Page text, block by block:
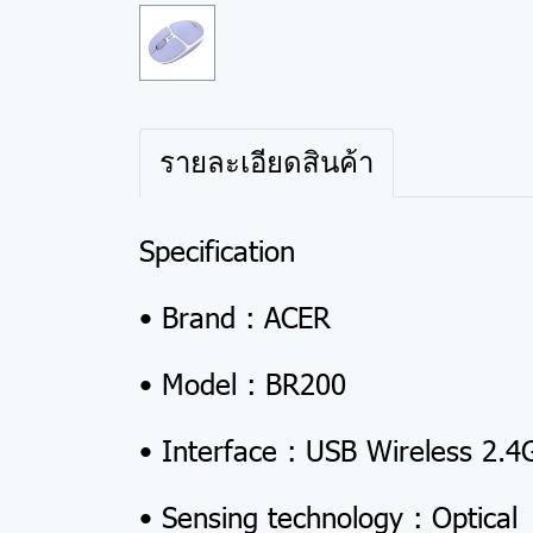
รายละเอียดสินค้า
Specification
• Brand : ACER
• Model : BR200
• Interface : USB Wireless
• Sensing technology : Optical